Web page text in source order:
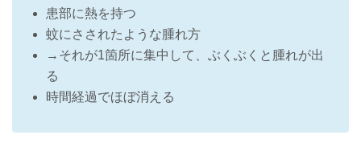
患部に熱を持つ
蚊にさされたような腫れ方
→それが1箇所に集中して、ぶくぶくと腫れが出
る
時間経過でほぼ消える